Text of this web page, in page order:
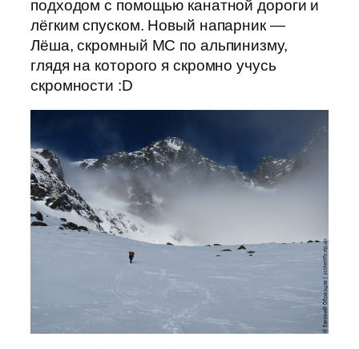
подходом с помощью канатной дороги и
лёгким спуском. Новый напарник —
Лёша, скромный МС по альпинизму,
глядя на которого я скромно учусь
скромности :D